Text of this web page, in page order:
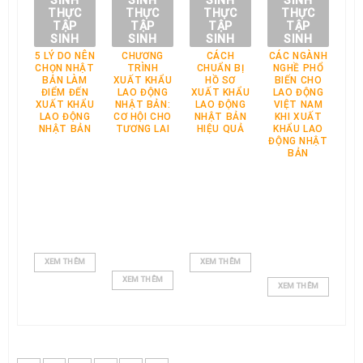
THỰC
TẬP
SINH
5 LÝ DO NÊN
CHỌN NHẬT
BẢN LÀM
ĐIỂM ĐẾN
XUẤT KHẨU
LAO ĐỘNG
NHẬT BẢN
XEM THÊM
THỰC
TẬP
SINH
CHƯƠNG
TRÌNH
XUẤT KHẨU
LAO ĐỘNG
NHẬT BẢN:
CƠ HỘI CHO
TƯƠNG LAI
XEM THÊM
THỰC
TẬP
SINH
CÁCH
CHUẨN BỊ
HỒ SƠ
XUẤT KHẨU
LAO ĐỘNG
NHẬT BẢN
HIỆU QUẢ
XEM THÊM
THỰC
TẬP
SINH
CÁC NGÀNH
NGHỀ PHỔ
BIẾN CHO
LAO ĐỘNG
VIỆT NAM
KHI XUẤT
KHẨU LAO
ĐỘNG NHẬT
BẢN
XEM THÊM